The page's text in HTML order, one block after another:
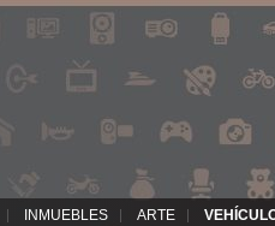
INMUEBLES ARTE